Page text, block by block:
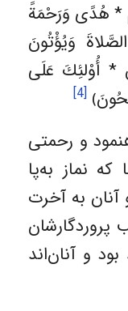
* هُدًی وَرَحْمَةً
وَيُؤْتُونَ
* أُوْلئِكَ عَلَی
[4]
و رحمتی
نماز به‌پا
آنان به آخرت
پروردگارشان
و آنان‌اند